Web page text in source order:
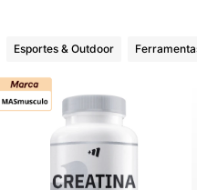
Esportes & Outdoor